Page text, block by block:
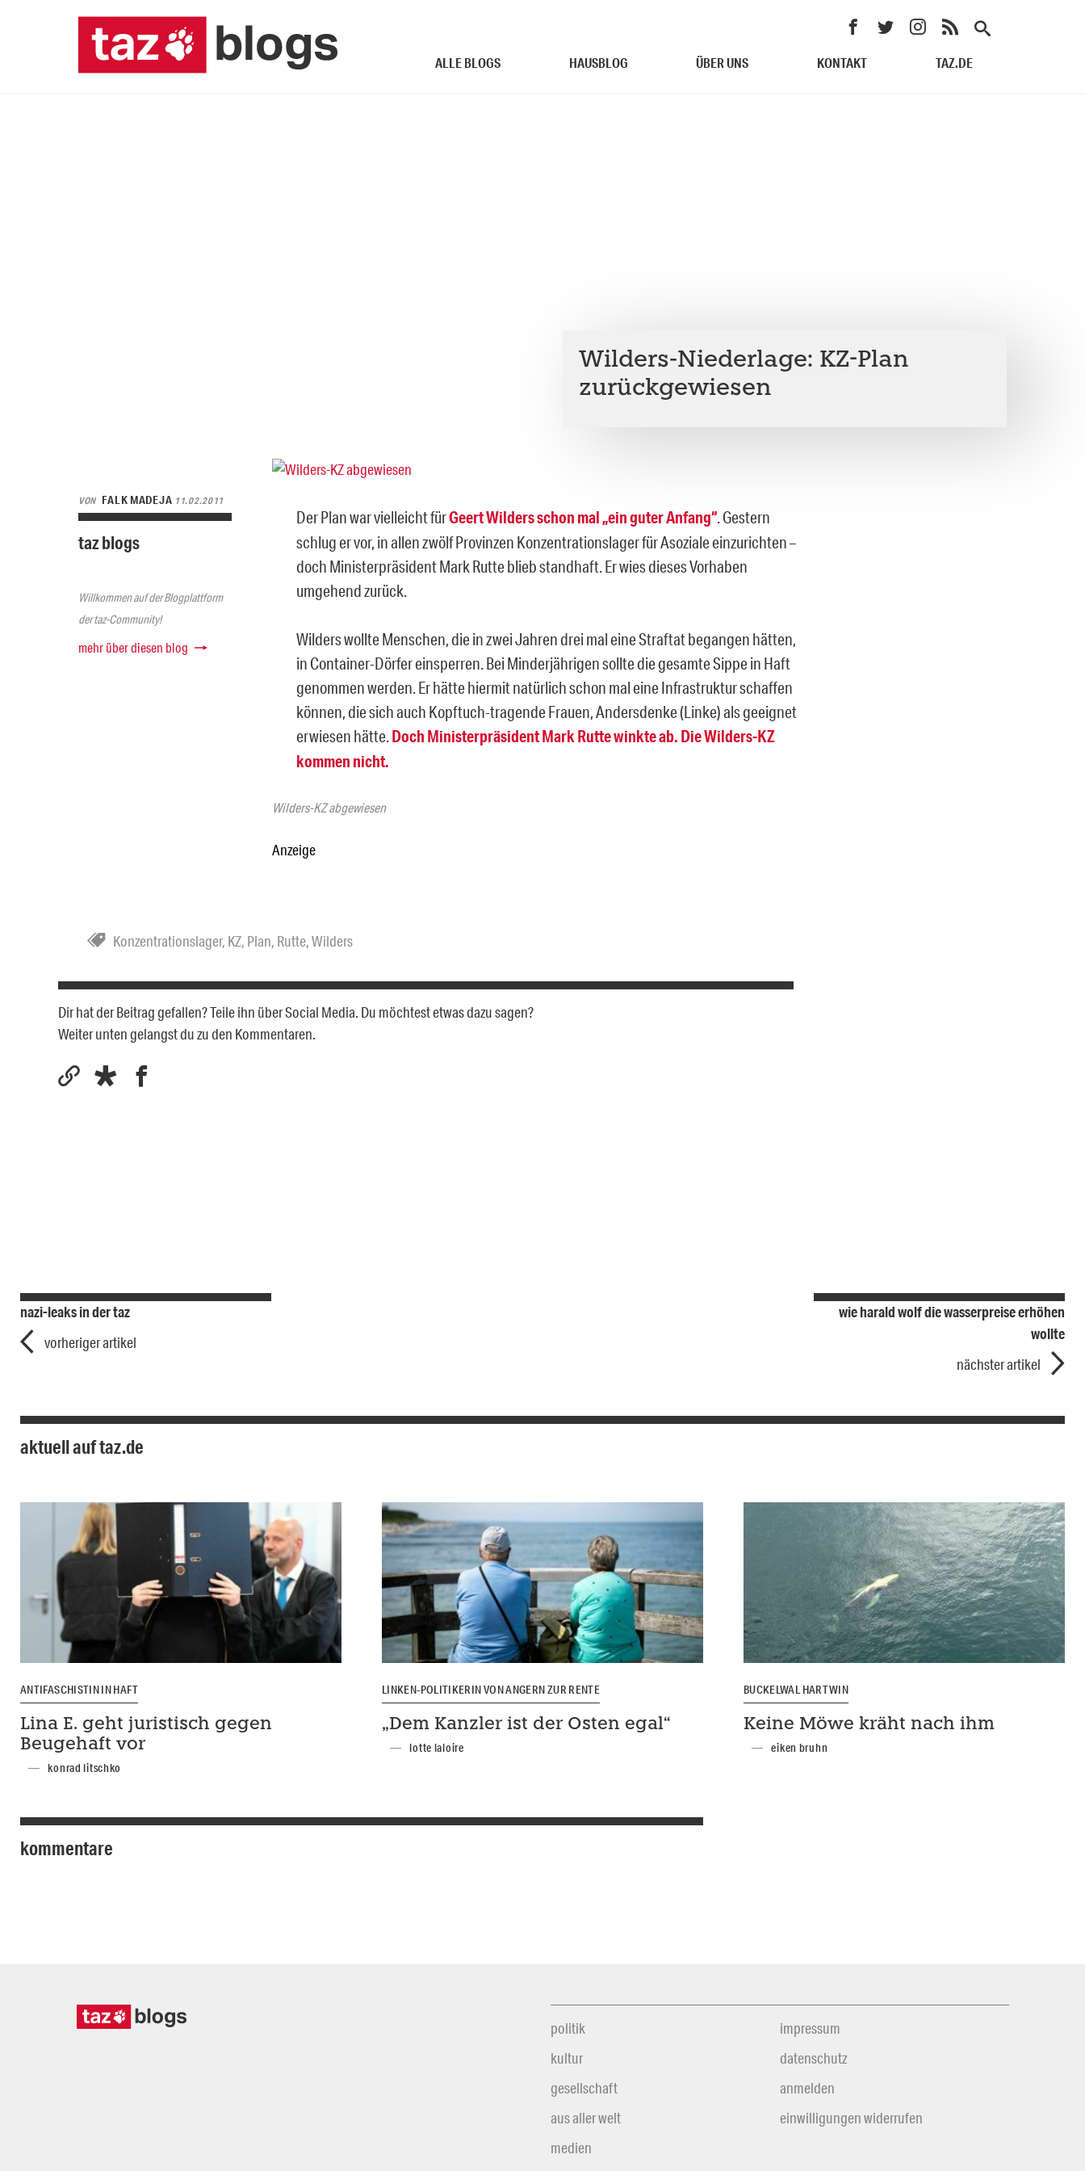
ALLE BLOGS HAUSBLOG ÜBER UNS KONTAKT TAZ.DE
Wilders-Niederlage: KZ-Plan
zurückgewiesen
VON FALK MADEJA 11.02.2011
taz blogs
Willkommen auf der Blogplattform
der taz-Community!
mehr über diesen blog
Wilders-KZ abgewiesen
Der Plan war vielleicht fürGeert Wilders schon mal „ein guter Anfang“. Gestern
schlug er vor, in allen zwölf Provinzen Konzentrationslager für Asoziale einzurichten –
doch Ministerpräsident Mark Rutte blieb standhaft. Er wies dieses Vorhaben
umgehend zurück.
Wilders wollte Menschen, die in zwei Jahren drei mal eine Straftat begangen hätten,
in Container-Dörfer einsperren. Bei Minderjährigen sollte die gesamte Sippe in Haft
genommen werden. Er hätte hiermit natürlich schon mal eine Infrastruktur schaffen
können, die sich auch Kopftuch-tragende Frauen, Andersdenke (Linke) als geeignet
erwiesen hätte.Doch Ministerpräsident Mark Rutte winkte ab. Die Wilders-KZ
kommen nicht.
Anzeige
Konzentrationslager, KZ, Plan, Rutte,Wilders
Dir hat der Beitrag gefallen? Teile ihn über Social Media. Du möchtest etwas dazu sagen?
Weiter unten gelangst du zu den Kommentaren.
nazi-leaks in der taz
vorheriger artikel
wie harald wolf die wasserpreise erhöhen
wollte
nächster artikel
aktuell auf taz.de
ANTIFASCHISTIN IN HAFT
Lina E. geht juristisch gegen
Beugehaft vor
konrad litschko
LINKEN-POLITIKERIN VON ANGERN ZUR RENTE
„Dem Kanzler ist der Osten egal“
lotte laloire
BUCKELWAL HARTWIN
Keine Möwe kräht nach ihm
eiken bruhn
kommentare
politik
kultur
gesellschaft
aus aller welt
medien
impressum
datenschutz
anmelden
einwilligungen widerrufen